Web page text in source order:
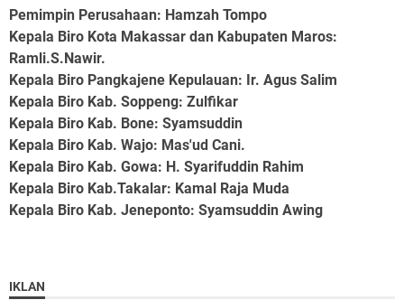
Pemimpin Perusahaan: Hamzah Tompo
Kepala Biro Kota Makassar dan Kabupaten Maros:
Ramli.S.Nawir.
Kepala Biro Pangkajene Kepulauan: Ir. Agus Salim
Kepala Biro Kab. Soppeng: Zulfikar
Kepala Biro Kab. Bone: Syamsuddin
Kepala Biro Kab. Wajo: Mas'ud Cani.
Kepala Biro Kab. Gowa: H. Syarifuddin Rahim
Kepala Biro Kab.Takalar: Kamal Raja Muda
Kepala Biro Kab. Jeneponto: Syamsuddin Awing
IKLAN